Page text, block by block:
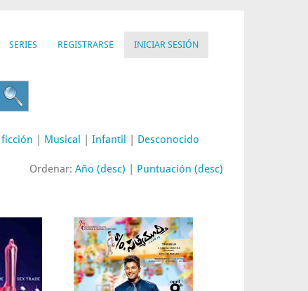
SERIES REGISTRARSE INICIAR SESIÓN
ficción Musical Infantil Desconocido
Ordenar: Año (desc) Puntuación (desc)